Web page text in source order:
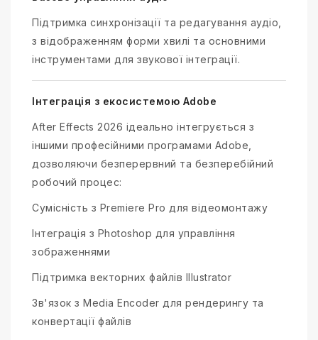
Підтримка синхронізації та редагування аудіо,
з відображенням форми хвилі та основними
інструментами для звукової інтеграції.
Інтеграція з екосистемою Adobe
After Effects 2026 ідеально інтегрується з
іншими професійними програмами Adobe,
дозволяючи безперервний та безперебійний
робочий процес:
Сумісність з Premiere Pro для відеомонтажу
Інтеграція з Photoshop для управління
зображеннями
Підтримка векторних файлів Illustrator
Зв'язок з Media Encoder для рендерингу та
конвертації файлів